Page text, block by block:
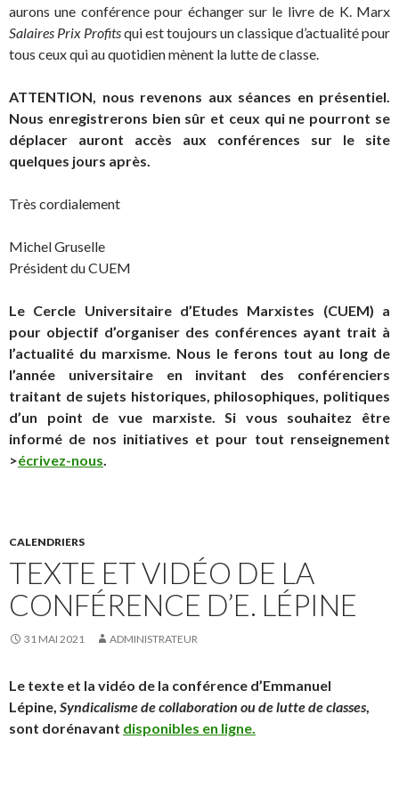
aurons une conférence pour échanger sur le livre de K. Marx
Salaires Prix Profitsqui est toujours un classique d’actualité pour
tous ceux qui au quotidien mènent la lutte de classe.
ATTENTION, nous revenons aux séances en présentiel.
Nous enregistrerons bien sûr et ceux qui ne pourront se
déplacer auront accès aux conférences sur le site
quelques jours après.
Très cordialement
Michel Gruselle
Président du CUEM
Le Cercle Universitaire d’Etudes Marxistes (CUEM) a
pour objectif d’organiser des conférences ayant trait à
l’actualité du marxisme. Nous le ferons tout au long de
l’année universitaire en invitant des conférenciers
traitant de sujets historiques, philosophiques, politiques
d’un point de vue marxiste. Si vous souhaitez être
informé de nos initiatives et pour tout renseignement
>écrivez-nous.
CALENDRIERS
TEXTE ET VIDÉO DE LA
CONFÉRENCE D’E. LÉPINE
31 MAI 2021 ADMINISTRATEUR
Le texte et la vidéo de la conférence d’Emmanuel
Lépine, Syndicalisme de collaboration ou de lutte de classes,
sont dorénavant disponibles en ligne.